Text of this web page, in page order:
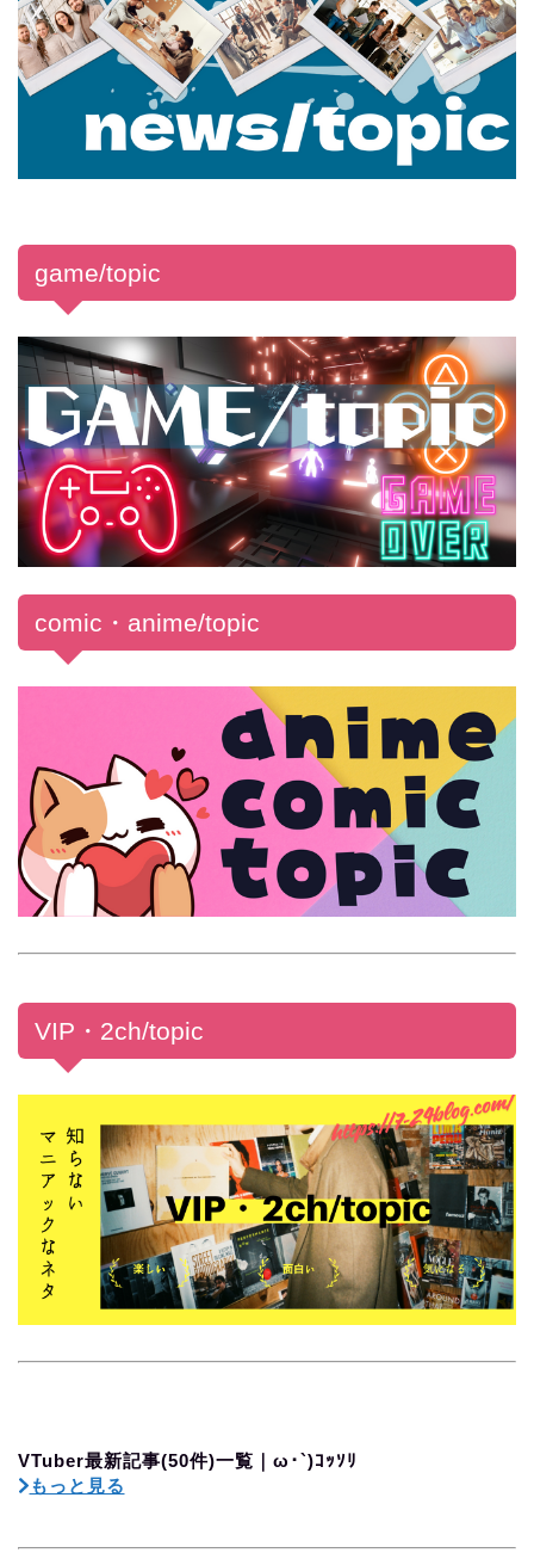
game/topic
comic・anime/topic
VIP・2ch/topic
VTuber最新記事(50件)一覧｜ω･`)ｺｯｿﾘ
もっと見る